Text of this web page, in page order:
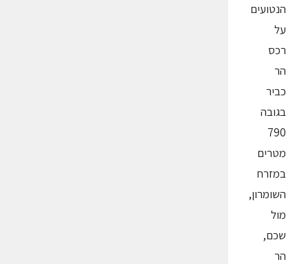
הנטועים
על
רכס
הר
כביר
בגובה
790
מטרים
במזרח
השומרון,
מול
שכם,
הר